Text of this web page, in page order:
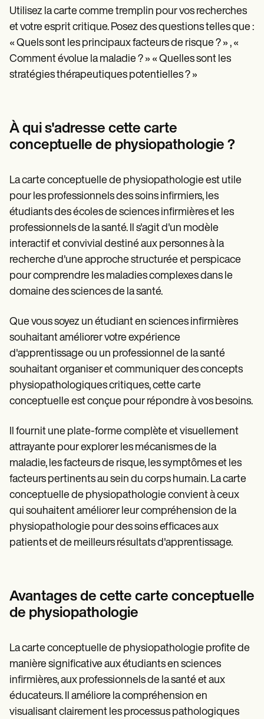
Utilisez la carte comme tremplin pour vos recherches
et votre esprit critique. Posez des questions telles que :
« Quels sont les principaux facteurs de risque ? » , «
Comment évolue la maladie ? » « Quelles sont les
stratégies thérapeutiques potentielles ? »
À qui s'adresse cette carte
conceptuelle de physiopathologie ?
La carte conceptuelle de physiopathologie est utile
pour les professionnels des soins infirmiers, les
étudiants des écoles de sciences infirmières et les
professionnels de la santé. Il s'agit d'un modèle
interactif et convivial destiné aux personnes à la
recherche d'une approche structurée et perspicace
pour comprendre les maladies complexes dans le
domaine des sciences de la santé.
Que vous soyez un étudiant en sciences infirmières
souhaitant améliorer votre expérience
d'apprentissage ou un professionnel de la santé
souhaitant organiser et communiquer des concepts
physiopathologiques critiques, cette carte
conceptuelle est conçue pour répondre à vos besoins.
Il fournit une plate-forme complète et visuellement
attrayante pour explorer les mécanismes de la
maladie, les facteurs de risque, les symptômes et les
facteurs pertinents au sein du corps humain. La carte
conceptuelle de physiopathologie convient à ceux
qui souhaitent améliorer leur compréhension de la
physiopathologie pour des soins efficaces aux
patients et de meilleurs résultats d'apprentissage.
Avantages de cette carte conceptuelle
de physiopathologie
La carte conceptuelle de physiopathologie profite de
manière significative aux étudiants en sciences
infirmières, aux professionnels de la santé et aux
éducateurs. Il améliore la compréhension en
visualisant clairement les processus pathologiques